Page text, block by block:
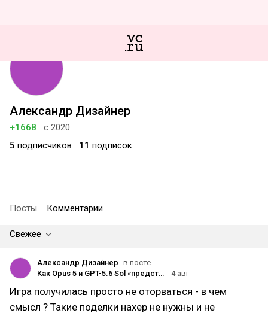
Александр Дизайнер
+1668
с 2020
5 подписчиков 11 подписок
Посты Комментарии
Свежее
Александр Дизайнер в посте
Как Opus 5 и GPT-5.6 Sol «представят» себе мир «Властелина колец»: сооснователь OpenAI и исследователь Anthropic Андрей Карпатый предложил новый тест моделей на литературных 3D-симуляциях
4 авг
Игра получилась просто не оторваться - в чем
смысл ? Такие поделки нахер не нужны и не